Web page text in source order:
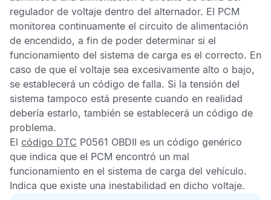
regulador de voltaje dentro del alternador. El PCM
monitorea continuamente el circuito de alimentación
de encendido, a fin de poder determinar si el
funcionamiento del sistema de carga es el correcto. En
caso de que el voltaje sea excesivamente alto o bajo,
se establecerá un código de falla. Si la tensión del
sistema tampoco está presente cuando en realidad
debería estarlo, también se establecerá un código de
problema.
El código DTC P0561 OBDII es un código genérico
que indica que el PCM encontró un mal
funcionamiento en el sistema de carga del vehículo.
Indica que existe una inestabilidad en dicho voltaje.